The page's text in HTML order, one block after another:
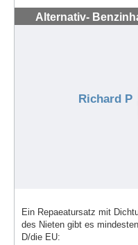
Alternativ-
Richard P
Ein Repaeatursatz mit
des Nieten gibt es
D/die EU: